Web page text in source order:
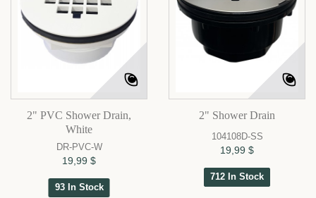
2" PVC Shower Drain,
White
DR-PVC-W
19,99 $
93 In Stock
2" Shower Drain
104108D-SS
19,99 $
712 In Stock